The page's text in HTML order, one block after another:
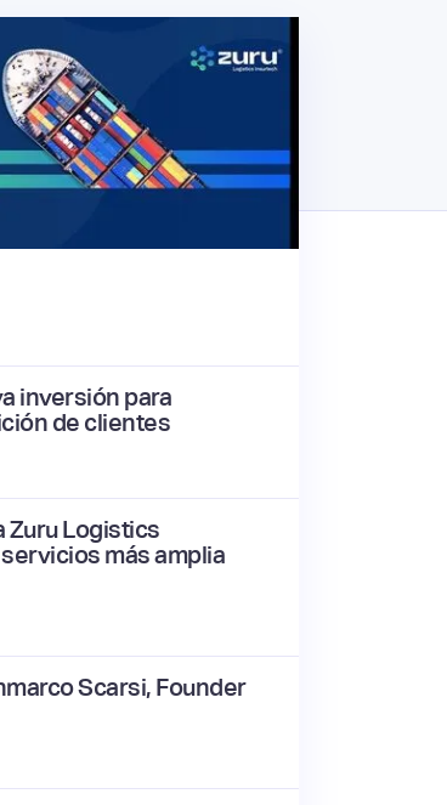
inversión para
de clientes
Zuru Logistics
más amplia
Scarsi, Founder